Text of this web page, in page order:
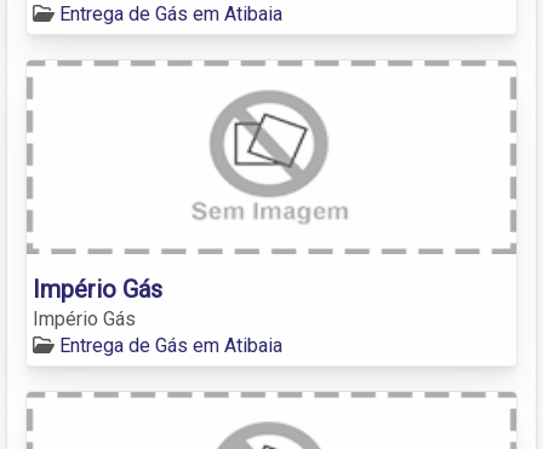
Entrega de Gás em Atibaia
Império Gás
Império Gás
Entrega de Gás em Atibaia